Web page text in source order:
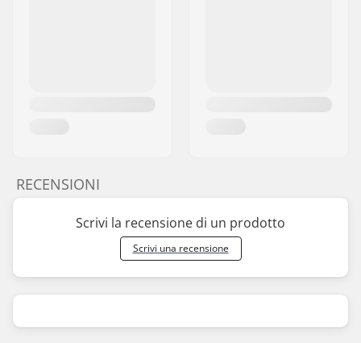
RECENSIONI
Scrivi la recensione di un prodotto
Scrivi una recensione